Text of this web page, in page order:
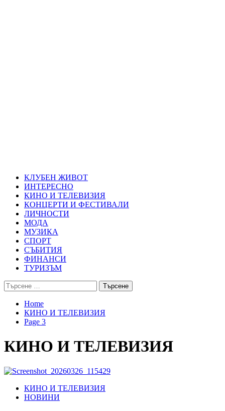
КЛУБЕН ЖИВОТ
ИНТЕРЕСНО
КИНО И ТЕЛЕВИЗИЯ
КОНЦЕРТИ И ФЕСТИВАЛИ
ЛИЧНОСТИ
МОДА
МУЗИКА
СПОРТ
СЪБИТИЯ
ФИНАНСИ
ТУРИЗЪМ
Търсене
за:
Home
КИНО И ТЕЛЕВИЗИЯ
Page 3
КИНО И ТЕЛЕВИЗИЯ
КИНО И ТЕЛЕВИЗИЯ
НОВИНИ